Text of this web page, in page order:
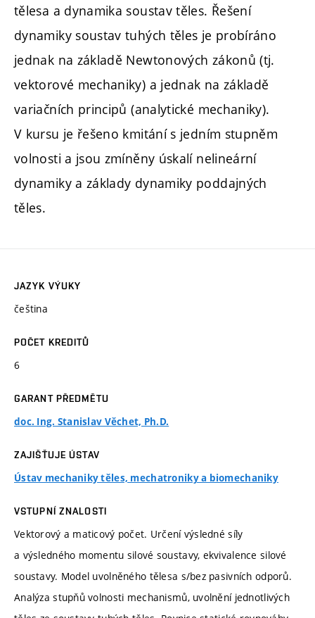
tělesa a dynamika soustav těles. Řešení
dynamiky soustav tuhých těles je probíráno
jednak na základě Newtonových zákonů (tj.
vektorové mechaniky) a jednak na základě
variačních principů (analytické mechaniky).
V kursu je řešeno kmitání s jedním stupněm
volnosti a jsou zmíněny úskalí nelineární
dynamiky a základy dynamiky poddajných
těles.
JAZYK VÝUKY
čeština
POČET KREDITŮ
6
GARANT PŘEDMĚTU
doc. Ing. Stanislav Věchet, Ph.D.
ZAJIŠŤUJE ÚSTAV
Ústav mechaniky těles, mechatroniky a biomechaniky
VSTUPNÍ ZNALOSTI
Vektorový a maticový počet. Určení výsledné síly
a výsledného momentu silové soustavy, ekvivalence silové
soustavy. Model uvolněného tělesa s/bez pasivních odporů.
Analýza stupňů volnosti mechanismů, uvolnění jednotlivých